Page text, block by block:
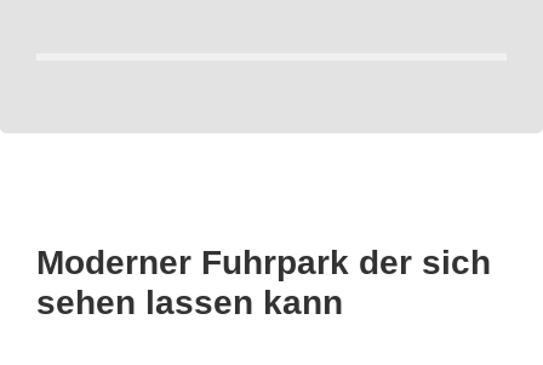
Moderner Fuhrpark der sich
sehen lassen kann